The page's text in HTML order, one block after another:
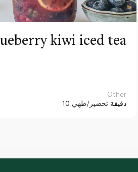
kiwi iced tea
Other
10 دقيقة تحضير/طهي